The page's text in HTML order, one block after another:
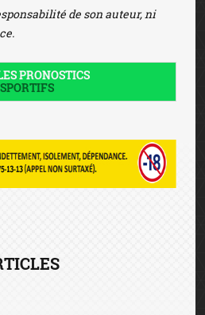
de son auteur, ni
PRONOSTICS
SPORTIFS